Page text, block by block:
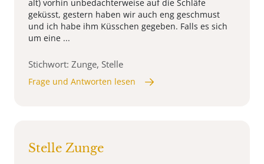
alt) vorhin unbedachterweise auf die Schläfe
geküsst, gestern haben wir auch eng geschmust
und ich habe ihm Küsschen gegeben. Falls es sich
um eine ...
Stichwort: Zunge, Stelle
Frage und Antworten lesen
Stelle Zunge